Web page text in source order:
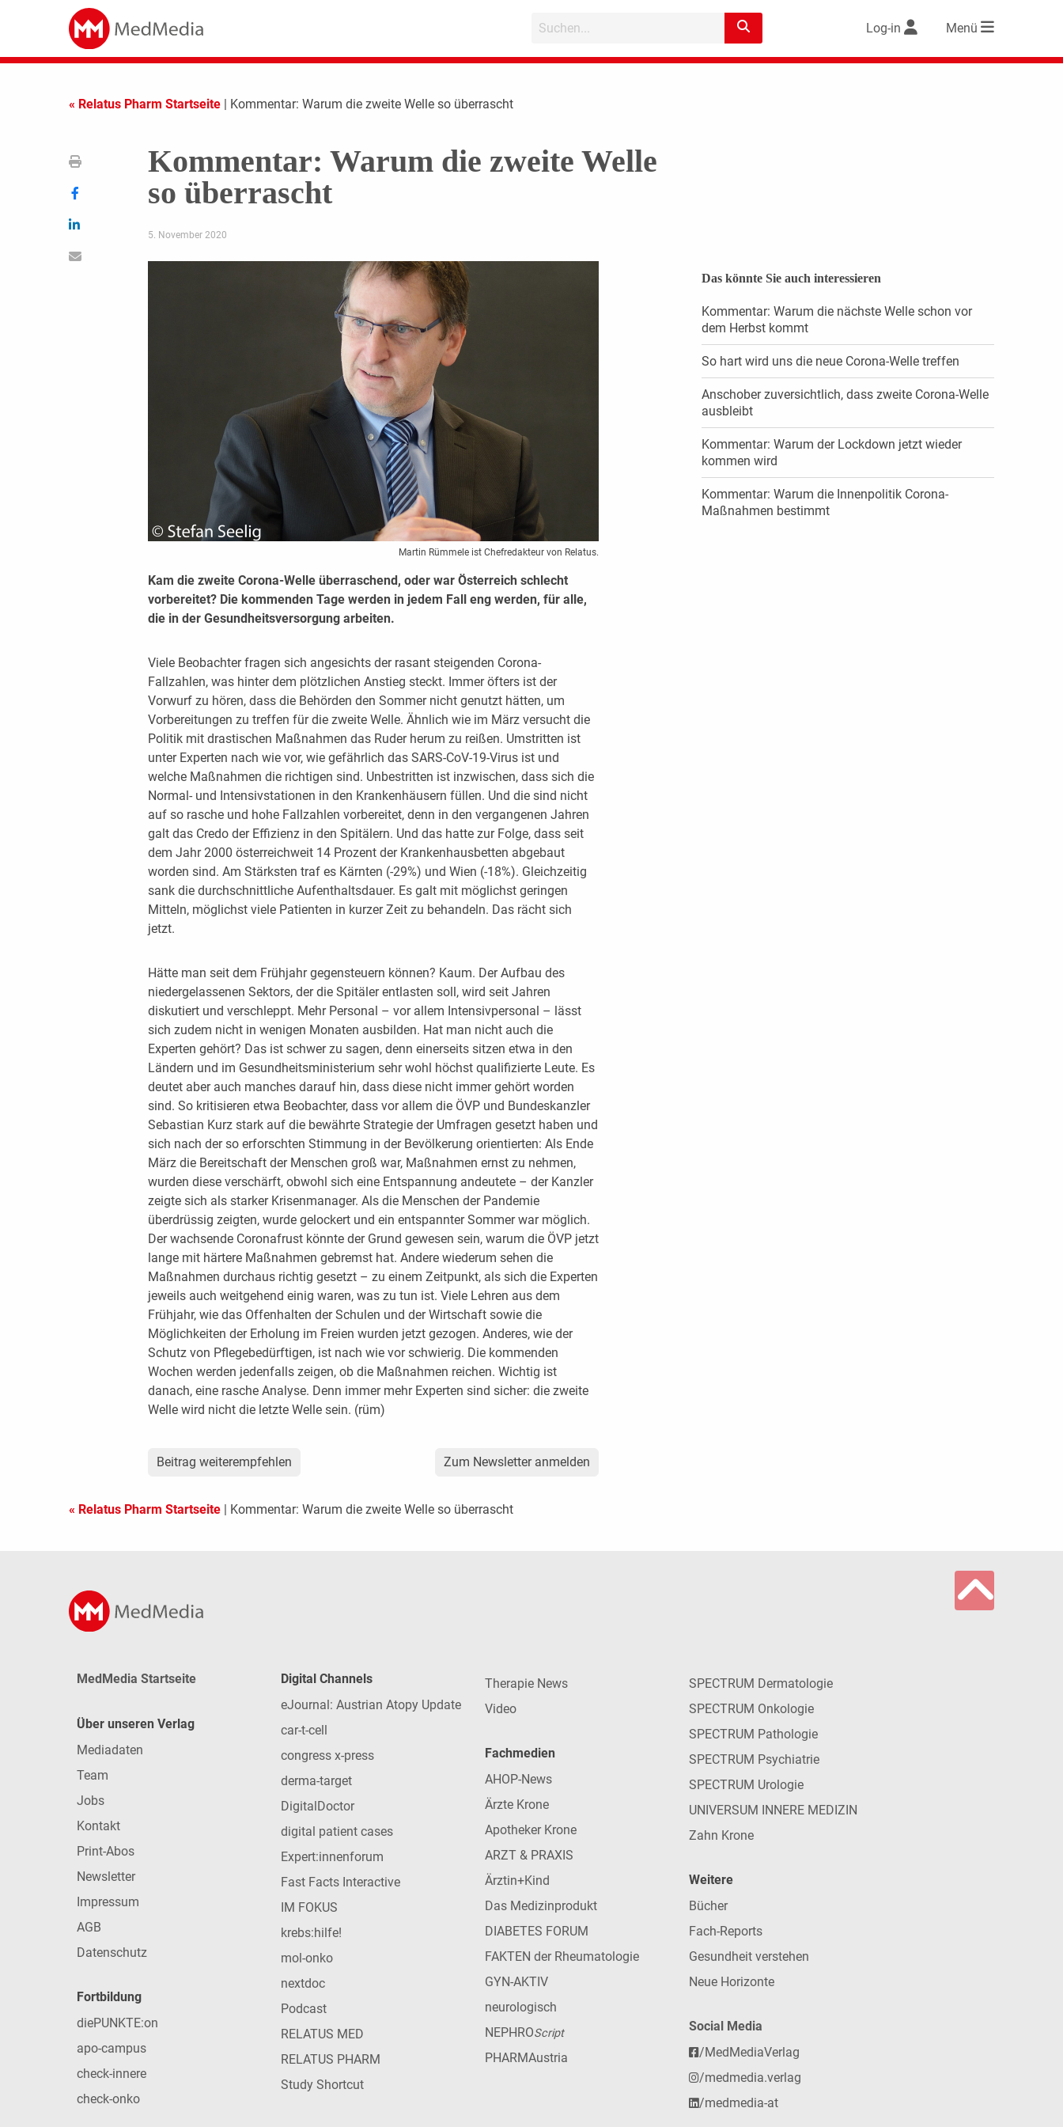
Log-in Menü
« Relatus Pharm Startseite | Kommentar: Warum die zweite Welle so überrascht
Kommentar: Warum die zweite Welle
so überrascht
5. November 2020
Martin Rümmele ist Chefredakteur von Relatus.
Kam die zweite Corona-Welle überraschend, oder war Österreich schlecht
vorbereitet? Die kommenden Tage werden in jedem Fall eng werden, für alle,
die in der Gesundheitsversorgung arbeiten.
Viele Beobachter fragen sich angesichts der rasant steigenden Corona-
Fallzahlen, was hinter dem plötzlichen Anstieg steckt. Immer öfters ist der
Vorwurf zu hören, dass die Behörden den Sommer nicht genutzt hätten, um
Vorbereitungen zu treffen für die zweite Welle. Ähnlich wie im März versucht die
Politik mit drastischen Maßnahmen das Ruder herum zu reißen. Umstritten ist
unter Experten nach wie vor, wie gefährlich das SARS-CoV-19-Virus ist und
welche Maßnahmen die richtigen sind. Unbestritten ist inzwischen, dass sich die
Normal- und Intensivstationen in den Krankenhäusern füllen. Und die sind nicht
auf so rasche und hohe Fallzahlen vorbereitet, denn in den vergangenen Jahren
galt das Credo der Effizienz in den Spitälern. Und das hatte zur Folge, dass seit
dem Jahr 2000 österreichweit 14 Prozent der Krankenhausbetten abgebaut
worden sind. Am Stärksten traf es Kärnten (-29%) und Wien (-18%). Gleichzeitig
sank die durchschnittliche Aufenthaltsdauer. Es galt mit möglichst geringen
Mitteln, möglichst viele Patienten in kurzer Zeit zu behandeln. Das rächt sich
jetzt.
Hätte man seit dem Frühjahr gegensteuern können? Kaum. Der Aufbau des
niedergelassenen Sektors, der die Spitäler entlasten soll, wird seit Jahren
diskutiert und verschleppt. Mehr Personal – vor allem Intensivpersonal – lässt
sich zudem nicht in wenigen Monaten ausbilden. Hat man nicht auch die
Experten gehört? Das ist schwer zu sagen, denn einerseits sitzen etwa in den
Ländern und im Gesundheitsministerium sehr wohl höchst qualifizierte Leute. Es
deutet aber auch manches darauf hin, dass diese nicht immer gehört worden
sind. So kritisieren etwa Beobachter, dass vor allem die ÖVP und Bundeskanzler
Sebastian Kurz stark auf die bewährte Strategie der Umfragen gesetzt haben und
sich nach der so erforschten Stimmung in der Bevölkerung orientierten: Als Ende
März die Bereitschaft der Menschen groß war, Maßnahmen ernst zu nehmen,
wurden diese verschärft, obwohl sich eine Entspannung andeutete – der Kanzler
zeigte sich als starker Krisenmanager. Als die Menschen der Pandemie
überdrüssig zeigten, wurde gelockert und ein entspannter Sommer war möglich.
Der wachsende Coronafrust könnte der Grund gewesen sein, warum die ÖVP jetzt
lange mit härtere Maßnahmen gebremst hat. Andere wiederum sehen die
Maßnahmen durchaus richtig gesetzt – zu einem Zeitpunkt, als sich die Experten
jeweils auch weitgehend einig waren, was zu tun ist. Viele Lehren aus dem
Frühjahr, wie das Offenhalten der Schulen und der Wirtschaft sowie die
Möglichkeiten der Erholung im Freien wurden jetzt gezogen. Anderes, wie der
Schutz von Pflegebedürftigen, ist nach wie vor schwierig. Die kommenden
Wochen werden jedenfalls zeigen, ob die Maßnahmen reichen. Wichtig ist
danach, eine rasche Analyse. Denn immer mehr Experten sind sicher: die zweite
Welle wird nicht die letzte Welle sein. (rüm)
Beitrag weiterempfehlen Zum Newsletter anmelden
Das könnte Sie auch interessieren
Kommentar: Warum die nächste Welle schon vor
dem Herbst kommt
So hart wird uns die neue Corona-Welle treffen
Anschober zuversichtlich, dass zweite Corona-Welle
ausbleibt
Kommentar: Warum der Lockdown jetzt wieder
kommen wird
Kommentar: Warum die Innenpolitik Corona-
Maßnahmen bestimmt
« Relatus Pharm Startseite | Kommentar: Warum die zweite Welle so überrascht
MedMedia Startseite
Über unseren Verlag
Mediadaten
Team
Jobs
Kontakt
Print-Abos
Newsletter
Impressum
AGB
Datenschutz
Fortbildung
diePUNKTE:on
apo-campus
check-innere
check-onko
Digital Channels
eJournal: Austrian Atopy Update
car-t-cell
congress x-press
derma-target
DigitalDoctor
digital patient cases
Expert:innenforum
Fast Facts Interactive
IM FOKUS
krebs:hilfe!
mol-onko
nextdoc
Podcast
RELATUS MED
RELATUS PHARM
Study Shortcut
Therapie News
Video
Fachmedien
AHOP-News
Ärzte Krone
Apotheker Krone
ARZT & PRAXIS
Ärztin+Kind
Das Medizinprodukt
DIABETES FORUM
FAKTEN der Rheumatologie
GYN-AKTIV
neurologisch
NEPHROScript
PHARMAustria
SPECTRUM Dermatologie
SPECTRUM Onkologie
SPECTRUM Pathologie
SPECTRUM Psychiatrie
SPECTRUM Urologie
UNIVERSUM INNERE MEDIZIN
Zahn Krone
Weitere
Bücher
Fach-Reports
Gesundheit verstehen
Neue Horizonte
Social Media
/MedMediaVerlag
/medmedia.verlag
/medmedia-at